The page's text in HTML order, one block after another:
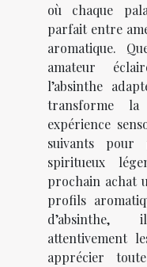
où chaque
parfait entre
aromatique.
amateur
l’absinthe
transforme la
expérience
suivants
spiritueux
prochain achat
profils
d’absinthe,
attentivement
apprécier